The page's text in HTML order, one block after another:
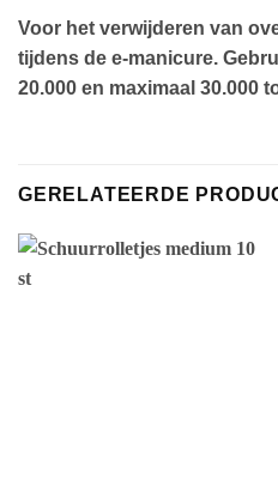
Voor het verwijderen van
tijdens de e-manicure.
20.000 en maximaal 30.000
GERELATEERDE